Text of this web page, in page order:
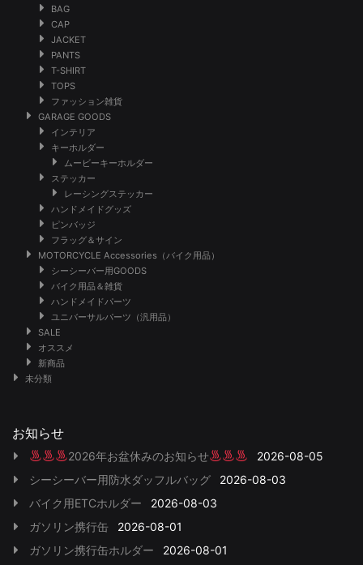
BAG
CAP
JACKET
PANTS
T-SHIRT
TOPS
ファッション雑貨
GARAGE GOODS
インテリア
キーホルダー
ムービーキーホルダー
ステッカー
レーシングステッカー
ハンドメイドグッズ
ピンバッジ
フラッグ＆サイン
MOTORCYCLE Accessories（バイク用品）
シーシーバー用GOODS
バイク用品＆雑貨
ハンドメイドパーツ
ユニバーサルパーツ（汎用品）
SALE
オススメ
新商品
未分類
お知らせ
2026年お盆休みのお知らせ
2026-08-05
シーシーバー用防水ダッフルバッグ
2026-08-03
バイク用ETCホルダー
2026-08-03
ガソリン携行缶
2026-08-01
ガソリン携行缶ホルダー
2026-08-01